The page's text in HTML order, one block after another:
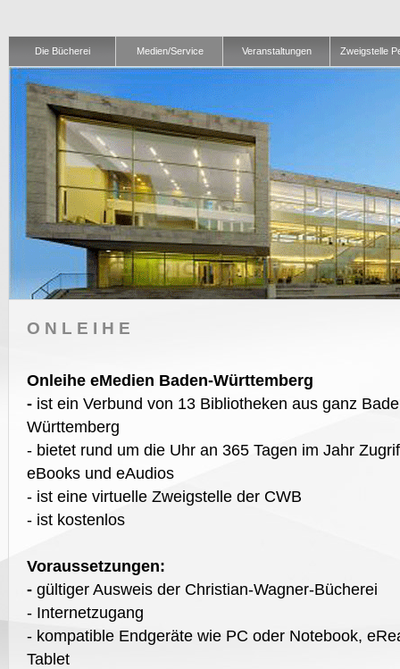
Die Bücherei Medien/Service Veranstaltungen Zweigstelle
ONLEIHE
Onleihe eMedien Baden-Württemberg
- ist ein Verbund von 13 Bibliotheken aus ganz
Württemberg
- bietet rund um die Uhr an 365 Tagen im Jahr
eBooks und eAudios
- ist eine virtuelle Zweigstelle der CWB
- ist kostenlos
Voraussetzungen:
- gültiger Ausweis der Christian-Wagner-Bücherei
- Internetzugang
- kompatible Endgeräte wie PC oder Notebook,
Tablet